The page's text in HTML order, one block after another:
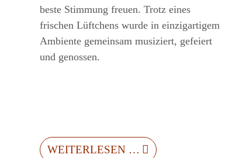
beste Stimmung freuen. Trotz eines
frischen Lüftchens wurde in einzigartigem
Ambiente gemeinsam musiziert, gefeiert
und genossen.
WEITERLESEN …